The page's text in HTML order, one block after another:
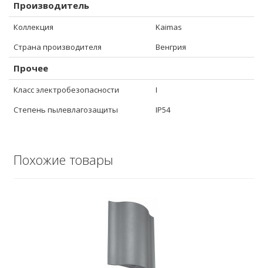
Производитель
Коллекция
Kaimas
Страна производителя
Венгрия
Прочее
Класс электробезопасности
I
Степень пылевлагозащиты
IP54
Похожие товары